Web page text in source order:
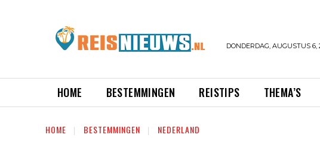
DONDERDAG, AUGUSTUS 6,
HOME BESTEMMINGEN REISTIPS THEMA’S
HOME BESTEMMINGEN NEDERLAND